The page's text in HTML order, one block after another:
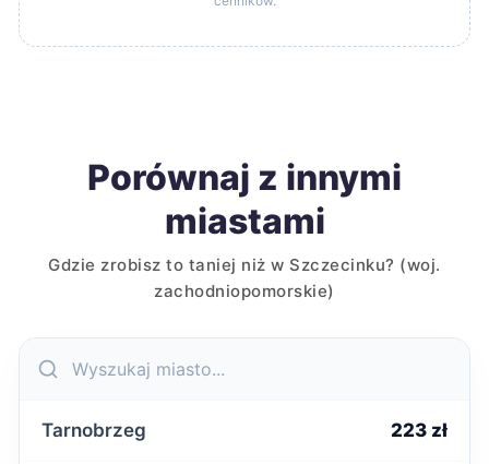
Porównaj z innymi
miastami
Gdzie zrobisz to taniej niż w Szczecinku? (woj.
zachodniopomorskie)
Tarnobrzeg 223 zł